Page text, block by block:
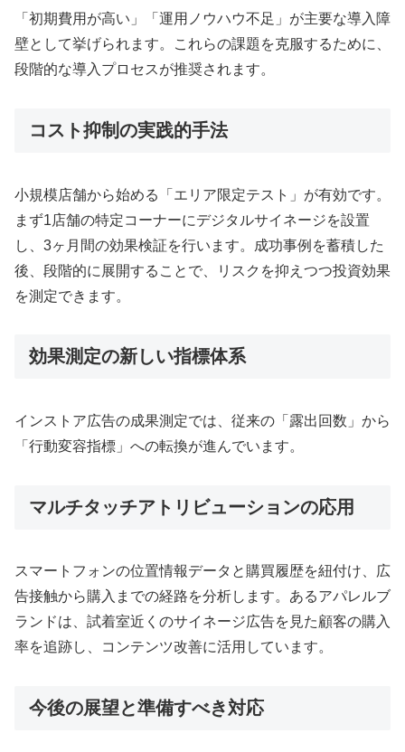
「初期費用が高い」「運用ノウハウ不足」が主要な導入障
壁として挙げられます。これらの課題を克服するために、
段階的な導入プロセスが推奨されます。
コスト抑制の実践的手法
小規模店舗から始める「エリア限定テスト」が有効です。
まず1店舗の特定コーナーにデジタルサイネージを設置
し、3ヶ月間の効果検証を行います。成功事例を蓄積した
後、段階的に展開することで、リスクを抑えつつ投資効果
を測定できます。
効果測定の新しい指標体系
インストア広告の成果測定では、従来の「露出回数」から
「行動変容指標」への転換が進んでいます。
マルチタッチアトリビューションの応用
スマートフォンの位置情報データと購買履歴を紐付け、広
告接触から購入までの経路を分析します。あるアパレルブ
ランドは、試着室近くのサイネージ広告を見た顧客の購入
率を追跡し、コンテンツ改善に活用しています。
今後の展望と準備すべき対応